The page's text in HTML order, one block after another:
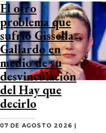
El otro
problema que
sufrió Gissella
Gallardo en
medio de su
desvinculación
del Hay que
decirlo
07 DE AGOSTO 2026 |